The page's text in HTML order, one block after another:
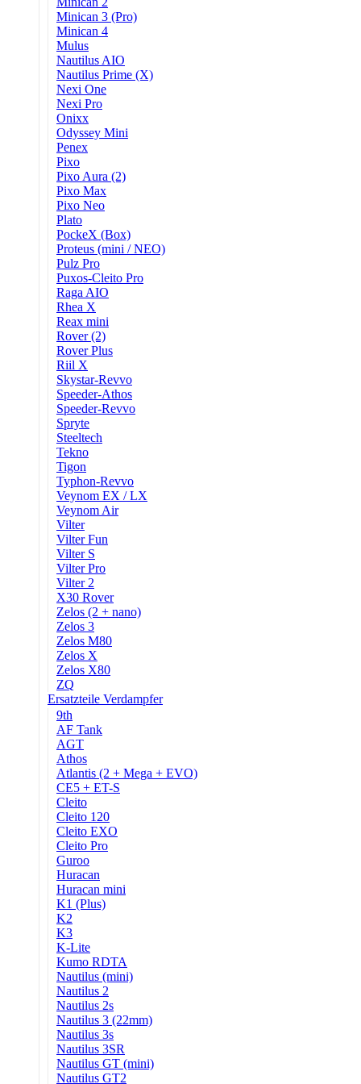
Minican 3 (Pro)
Minican 4
Mulus
Nautilus AIO
Nautilus Prime (X)
Nexi One
Nexi Pro
Onixx
Odyssey Mini
Penex
Pixo
Pixo Aura (2)
Pixo Max
Pixo Neo
Plato
PockeX (Box)
Proteus (mini / NEO)
Pulz Pro
Puxos-Cleito Pro
Raga AIO
Rhea X
Reax mini
Rover (2)
Rover Plus
Riil X
Skystar-Revvo
Speeder-Athos
Speeder-Revvo
Spryte
Steeltech
Tekno
Tigon
Typhon-Revvo
Veynom EX / LX
Veynom Air
Vilter
Vilter Fun
Vilter S
Vilter Pro
Vilter 2
X30 Rover
Zelos (2 + nano)
Zelos 3
Zelos M80
Zelos X
Zelos X80
ZQ
Ersatzteile Verdampfer
9th
AF Tank
AGT
Athos
Atlantis (2 + Mega + EVO)
CE5 + ET-S
Cleito
Cleito 120
Cleito EXO
Cleito Pro
Guroo
Huracan
Huracan mini
K1 (Plus)
K2
K3
K-Lite
Kumo RDTA
Nautilus (mini)
Nautilus 2
Nautilus 2s
Nautilus 3 (22mm)
Nautilus 3s
Nautilus 3SR
Nautilus GT (mini)
Nautilus GT2